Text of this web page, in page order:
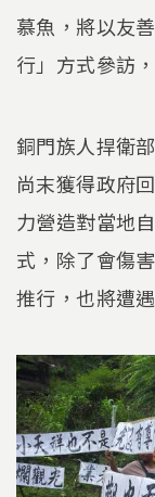
慕魚，將以友
行」方式參訪
銅門族人捍衛
尚末獲得政府
力營造對當地
式，除了會傷
推行，也將遭